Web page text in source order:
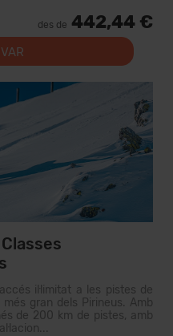
des de 442,44 €
il·limitat a les pistes de
gran dels Pirineus. Amb
de 200 km de pistes, amb